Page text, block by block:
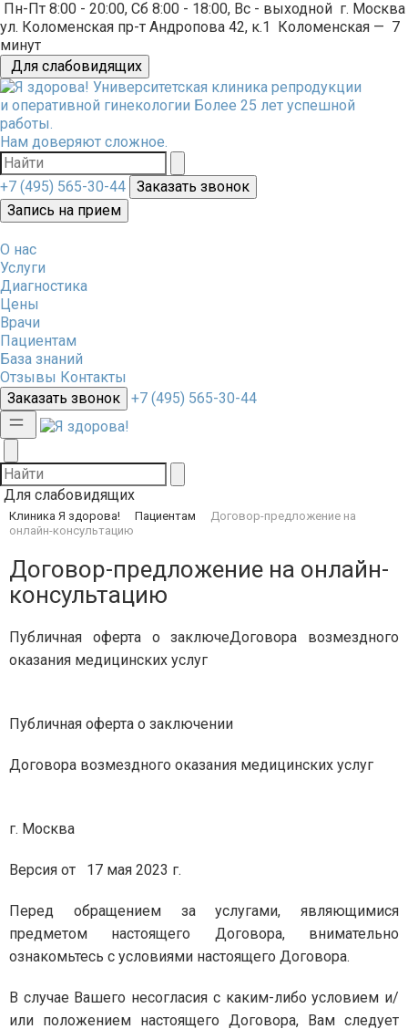
Пн-Пт 8:00 - 20:00, Сб 8:00 - 18:00, Вс - выходной г. Москва
ул. Коломенская пр-т Андропова 42, к.1 Коломенская — 7
минут
Для слабовидящих
Университетская клиника репродукции
и оперативной гинекологии Более 25 лет успешной
работы.
Нам доверяют сложное.
+7 (495) 565-30-44
Заказать звонок
Запись на прием
О нас
Услуги
Диагностика
Цены
Врачи
Пациентам
База знаний
Отзывы Контакты
Заказать звонок
+7 (495) 565-30-44
Для слабовидящих
Клиника Я здорова! Пациентам
Договор-предложение на
онлайн-консультацию
Договор-предложение на онлайн-
консультацию
Публичная оферта о заключеДоговора возмездного
оказания медицинских услуг
Публичная оферта о заключении
Договора возмездного оказания медицинских услуг
г. Москва
Версия от 17 мая 2023 г.
Перед обращением за услугами, являющимися
предметом настоящего Договора, внимательно
ознакомьтесь с условиями настоящего Договора.
В случае Вашего несогласия с каким-либо условием и/
или положением настоящего Договора, Вам следует